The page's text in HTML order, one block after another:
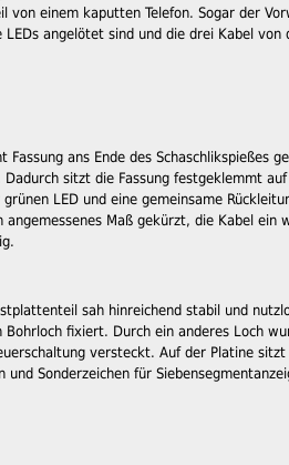
von einem kaputten Telefon. Sogar der
angelötet sind und die drei Kabel
ans Ende des Schaschlikspießes
sitzt die Fassung festgeklemmt auf
LED und eine gemeinsame
Maß gekürzt, die Kabel ein
sah hinreichend stabil und
fixiert. Durch ein anderes Loch
versteckt. Auf der Platine sitzt
und Sonderzeichen für